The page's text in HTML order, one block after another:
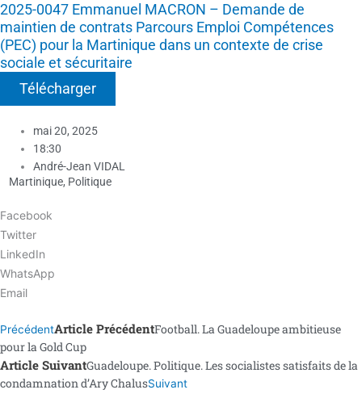
2025-0047 Emmanuel MACRON – Demande de
maintien de contrats Parcours Emploi Compétences
(PEC) pour la Martinique dans un contexte de crise
sociale et sécuritaire
Télécharger
mai 20, 2025
18:30
André-Jean VIDAL
Martinique, Politique
Facebook
Twitter
LinkedIn
WhatsApp
Email
PrécédentArticle PrécédentFootball. La Guadeloupe ambitieuse
pour la Gold Cup
Article SuivantGuadeloupe. Politique. Les socialistes satisfaits de la
condamnation d’Ary ChalusSuivant